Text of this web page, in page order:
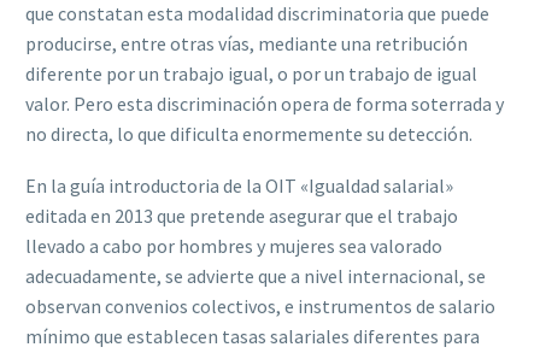
que constatan esta modalidad discriminatoria que puede
producirse, entre otras vías, mediante una retribución
diferente por un trabajo igual, o por un trabajo de igual
valor. Pero esta discriminación opera de forma soterrada y
no directa, lo que dif‌iculta enormemente su detección.
En la guía introductoria de la OIT «Igualdad salarial»
editada en 2013 que pretende asegurar que el trabajo
llevado a cabo por hombres y mujeres sea valorado
adecuadamente, se advierte que a nivel internacional, se
observan convenios colectivos, e instrumentos de salario
mínimo que establecen tasas salariales diferentes para